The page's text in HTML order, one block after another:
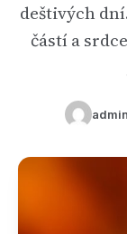
deštivých
částí a
admin